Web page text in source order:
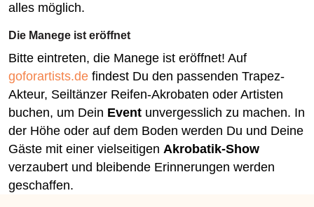
alles möglich.
Die Manege ist eröffnet
Bitte eintreten, die Manege ist eröffnet! Auf
goforartists.de findest Du den passenden Trapez-
Akteur, Seiltänzer Reifen-Akrobaten oder Artisten
buchen, um Dein Event unvergesslich zu machen. In
der Höhe oder auf dem Boden werden Du und Deine
Gäste mit einer vielseitigen Akrobatik-Show
verzaubert und bleibende Erinnerungen werden
geschaffen.